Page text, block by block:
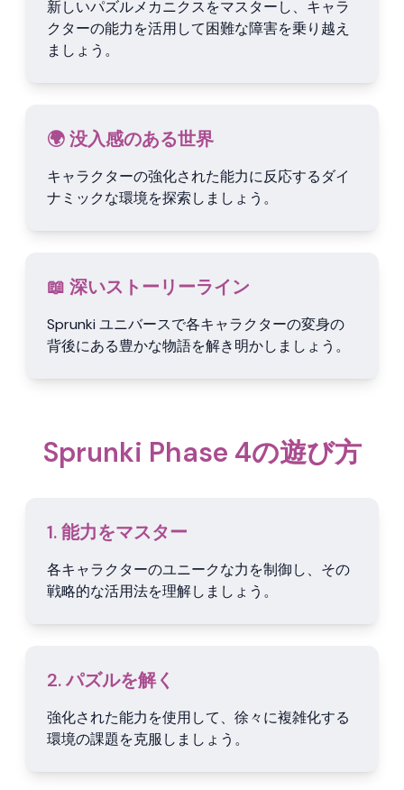
新しいパズルメカニクスをマスターし、キャラ
クターの能力を活用して困難な障害を乗り越え
ましょう。
🌍 没入感のある世界
キャラクターの強化された能力に反応するダイ
ナミックな環境を探索しましょう。
📖 深いストーリーライン
Sprunki ユニバースで各キャラクターの変身の
背後にある豊かな物語を解き明かしましょう。
Sprunki Phase 4の遊び方
1. 能力をマスター
各キャラクターのユニークな力を制御し、その
戦略的な活用法を理解しましょう。
2. パズルを解く
強化された能力を使用して、徐々に複雑化する
環境の課題を克服しましょう。